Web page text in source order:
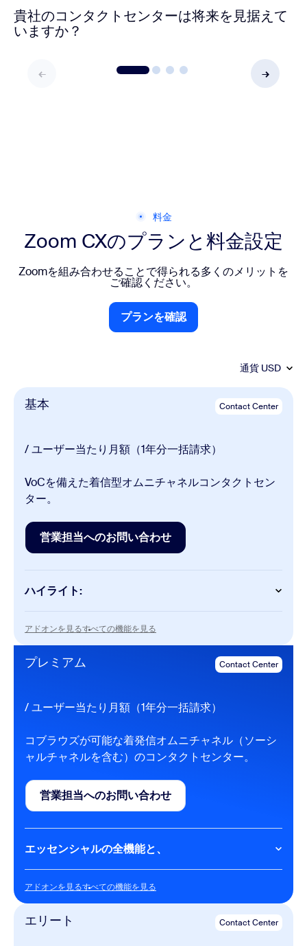
貴社のコンタクトセンターは将来を見据えて
いますか？
料金
Zoom CXのプランと料金設定
Zoomを組み合わせることで得られる多くのメリットを
ご確認ください。
プランを確認
プランを確認
通貨 USD
基本 Contact Center
/ ユーザー当たり月額（1年分一括請求）
VoCを備えた着信型オムニチャネルコンタクトセン
ター。
営業担当へのお問い合わせ
営業担当へのお問い合わせ
ハイライト:
Contact Center
フローエディタ + IVR
リアルタイムの文字起こし
リモートコントロール
アンケート / VoC
データプライバシー（PII秘匿化とカスタマーマネー
音声、ビデオ、チャット、SMS（着信チャネル）
Contact Center向けAI Companion
アドオンを見るアドオンを見る
すべての機能を見る
プレミアム Contact Center
/ ユーザー当たり月額（1年分一括請求）
コブラウズが可能な着発信オムニチャネル（ソーシ
ャルチャネルを含む）のコンタクトセンター。
営業担当へのお問い合わせ
営業担当へのお問い合わせ
エッセンシャルの全機能と、
Contact Center
メール（デジタルチャネル）
ソーシャル（デジタルチャネル）
発信ダイヤラー（プログレッシブ、プレビュー）
アドオンを見るアドオンを見る
すべての機能を見る
エリート Contact Center